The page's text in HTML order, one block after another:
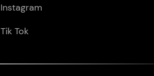
Instagram
Tik Tok